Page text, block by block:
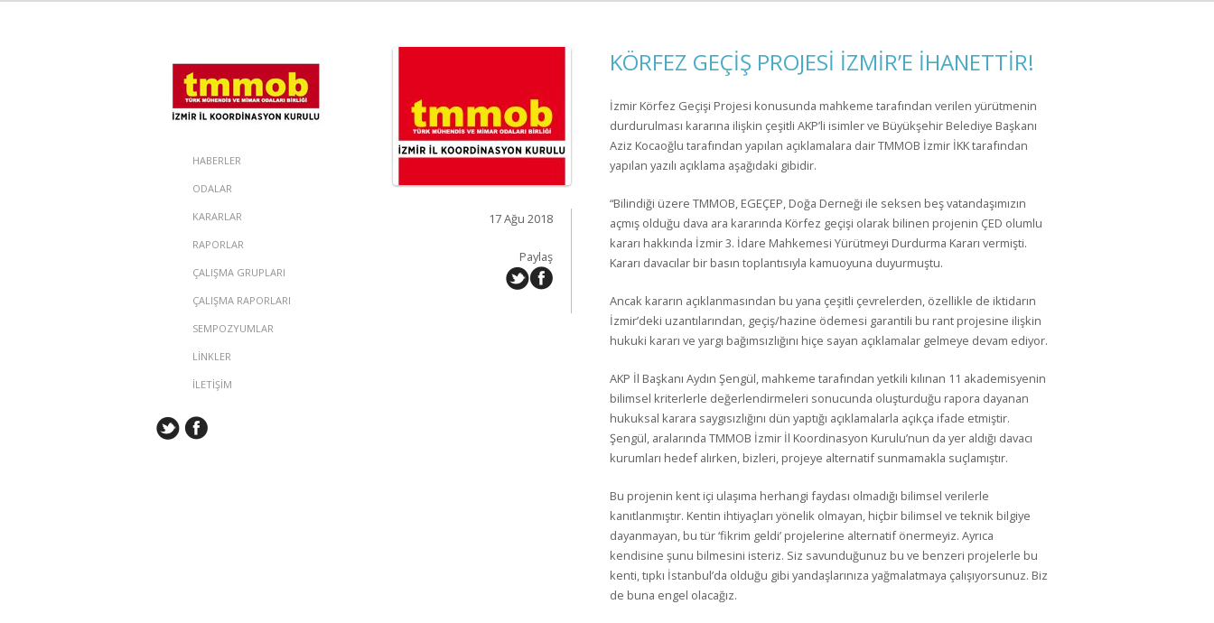
HABERLER
ODALAR
KARARLAR
RAPORLAR
ÇALIŞMA GRUPLARI
ÇALIŞMA RAPORLARI
SEMPOZYUMLAR
LİNKLER
İLETİŞİM
17 Ağu 2018
Paylaş
KÖRFEZ GEÇİŞ PROJESİ İZMİR’E İHANETTİR!
İzmir Körfez Geçişi Projesi konusunda mahkeme tarafından verilen yürütmenin
durdurulması kararına ilişkin çeşitli AKP’li isimler ve Büyükşehir Belediye Başkanı
Aziz Kocaoğlu tarafından yapılan açıklamalara dair TMMOB İzmir İKK tarafından
yapılan yazılı açıklama aşağıdaki gibidir.
“Bilindiği üzere TMMOB, EGEÇEP, Doğa Derneği ile seksen beş vatandaşımızın
açmış olduğu dava ara kararında Körfez geçişi olarak bilinen projenin ÇED olumlu
kararı hakkında İzmir 3. İdare Mahkemesi Yürütmeyi Durdurma Kararı vermişti.
Kararı davacılar bir basın toplantısıyla kamuoyuna duyurmuştu.
Ancak kararın açıklanmasından bu yana çeşitli çevrelerden, özellikle de iktidarın
İzmir’deki uzantılarından, geçiş/hazine ödemesi garantili bu rant projesine ilişkin
hukuki kararı ve yargı bağımsızlığını hiçe sayan açıklamalar gelmeye devam ediyor.
AKP İl Başkanı Aydın Şengül, mahkeme tarafından yetkili kılınan 11 akademisyenin
bilimsel kriterlerle değerlendirmeleri sonucunda oluşturduğu rapora dayanan
hukuksal karara saygısızlığını dün yaptığı açıklamalarla açıkça ifade etmiştir.
Şengül, aralarında TMMOB İzmir İl Koordinasyon Kurulu’nun da yer aldığı davacı
kurumları hedef alırken, bizleri, projeye alternatif sunmamakla suçlamıştır.
Bu projenin kent içi ulaşıma herhangi faydası olmadığı bilimsel verilerle
kanıtlanmıştır. Kentin ihtiyaçları yönelik olmayan, hiçbir bilimsel ve teknik bilgiye
dayanmayan, bu tür ‘fikrim geldi’ projelerine alternatif önermeyiz. Ayrıca
kendisine şunu bilmesini isteriz. Siz savunduğunuz bu ve benzeri projelerle bu
kenti, tıpkı İstanbul’da olduğu gibi yandaşlarınıza yağmalatmaya çalışıyorsunuz. Biz
de buna engel olacağız.